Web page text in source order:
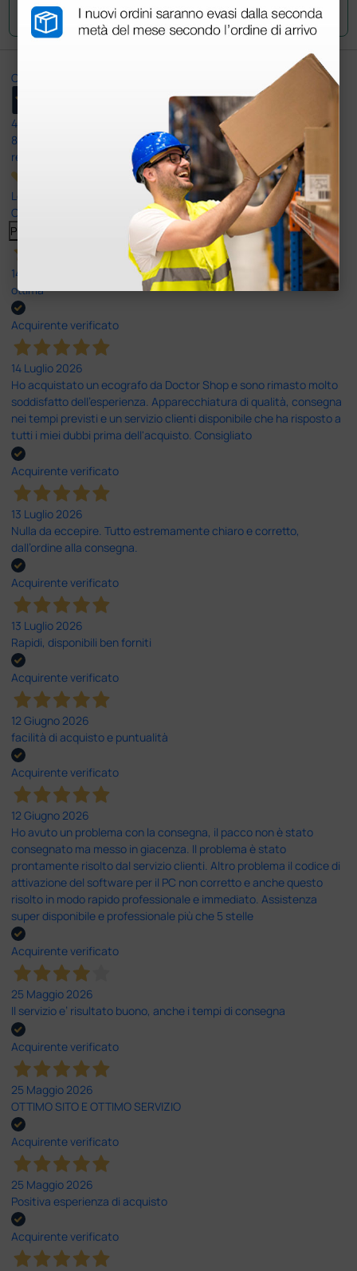
Invia la tua domanda
Ottimo
4,6
8.330
recensioni
Le nostre recensioni a 4 e 5 stelle.
Clicca qui per leggerle tutte >
Precedente
Successivo
14 Luglio 2026
ottima
Acquirente verificato
14 Luglio 2026
Ho acquistato un ecografo da Doctor Shop e sono rimasto molto
soddisfatto dell'esperienza. Apparecchiatura di qualità, consegna
nei tempi previsti e un servizio clienti disponibile che ha risposto a
tutti i miei dubbi prima dell'acquisto. Consigliato
Acquirente verificato
13 Luglio 2026
Nulla da eccepire. Tutto estremamente chiaro e corretto,
dall’ordine alla consegna.
Acquirente verificato
13 Luglio 2026
Rapidi, disponibili ben forniti
Acquirente verificato
12 Giugno 2026
facilità di acquisto e puntualità
Acquirente verificato
12 Giugno 2026
Ho avuto un problema con la consegna, il pacco non è stato
consegnato ma messo in giacenza. Il problema è stato
prontamente risolto dal servizio clienti. Altro problema il codice di
attivazione del software per il PC non corretto e anche questo
risolto in modo rapido professionale e immediato. Assistenza
super disponibile e professionale più che 5 stelle
Acquirente verificato
25 Maggio 2026
Il servizio e’ risultato buono, anche i tempi di consegna
Acquirente verificato
25 Maggio 2026
OTTIMO SITO E OTTIMO SERVIZIO
Acquirente verificato
25 Maggio 2026
Positiva esperienza di acquisto
Acquirente verificato